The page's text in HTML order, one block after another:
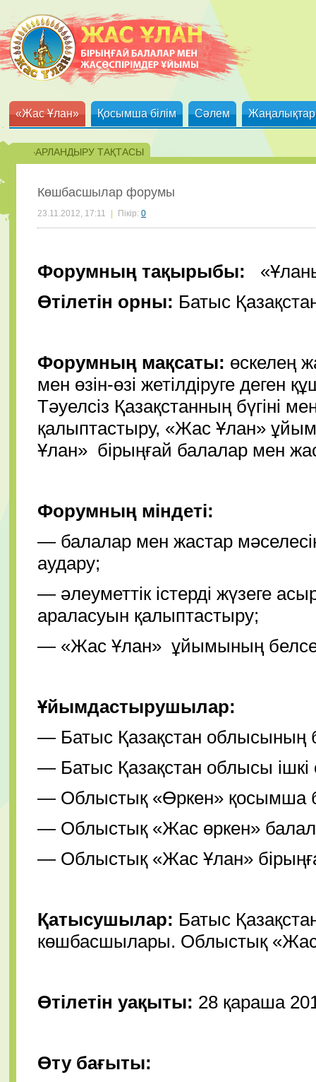
«Жас Ұлан» Қосымша білім Сәлем Жаңалықтар
ХАБАРЛАНДЫРУ ТАҚТАСЫ
Көшбасшылар форумы
23.11.2012, 17:11 Пікір: 0
Форумның тақырыбы:
Өтілетін орны: Батыс
Форумның мақсаты: өскелең
мен өзін-өзі жетілдіруге деген
Тәуелсіз Қазақстанның бүгіні
қалыптастыру, «Жас Ұлан»
Ұлан» бірыңғай балалар мен
Форумның міндеті:
— балалар мен жастар
аудару;
— әлеуметтік істерді жүзеге
араласуын қалыптастыру;
— «Жас Ұлан» ұйымының
Ұйымдастырушылар:
— Батыс Қазақстан облысының
— Батыс Қазақстан облысы ішкі
— Облыстық «Өркен» қосымша
— Облыстық «Жас өркен»
— Облыстық «Жас Ұлан»
Қатысушылар: Батыс
көшбасшылары. Облыстық «Жас
Өтілетін уақыты: 28 қараша
Өту бағыты: